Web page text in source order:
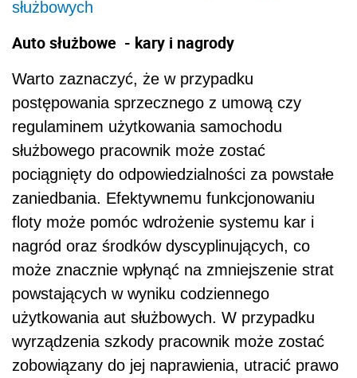
służbowych
Auto służbowe - kary i nagrody
Warto zaznaczyć, że w przypadku
postępowania sprzecznego z umową czy
regulaminem użytkowania samochodu
służbowego pracownik może zostać
pociągnięty do odpowiedzialności za powstałe
zaniedbania. Efektywnemu funkcjonowaniu
floty może pomóc wdrożenie systemu kar i
nagród oraz środków dyscyplinujących, co
może znacznie wpłynąć na zmniejszenie strat
powstających w wyniku codziennego
użytkowania aut służbowych. W przypadku
wyrządzenia szkody pracownik może zostać
zobowiązany do jej naprawienia, utracić prawo